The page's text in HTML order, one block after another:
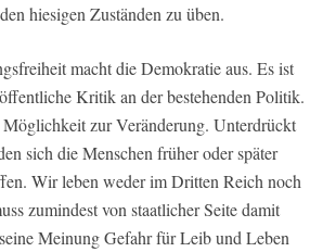
hiesigen Zuständen zu üben.
macht die Demokratie aus. Es ist
Kritik an der bestehenden Politik.
zur Veränderung. Unterdrückt
sich die Menschen früher oder später
Wir leben weder im Dritten Reich noch
zumindest von staatlicher Seite damit
Meinung Gefahr für Leib und Leben